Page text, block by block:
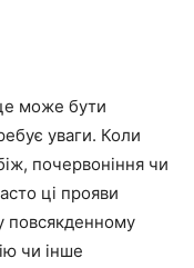
може бути
уваги. Коли
почервоніння чи
ці прояви
повсякденному
чи інше